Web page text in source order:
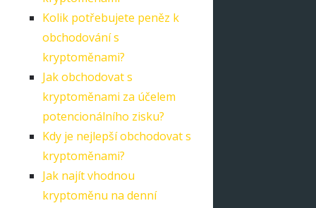
Kolik potřebujete peněz k
obchodování s
kryptoměnami?
Jak obchodovat s
kryptoměnami za účelem
potencionálního zisku?
Kdy je nejlepší obchodovat s
kryptoměnami?
Jak najít vhodnou
kryptoměnu na denní